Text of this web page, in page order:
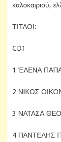
καλοκαιριού,
ΤΙΤΛΟΙ:
CD1
1 ΈΛΕΝΑ
2 ΝΙΚΟΣ
3 ΝΑΤΑΣΑ
4 ΠΑΝΤΕΛΗΣ